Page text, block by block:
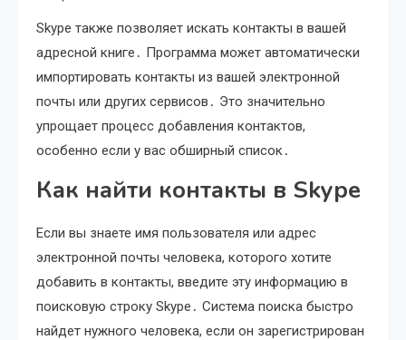
Skype также позволяет искать контакты в вашей
адресной книге․ Программа может автоматически
импортировать контакты из вашей электронной
почты или других сервисов․ Это значительно
упрощает процесс добавления контактов,
особенно если у вас обширный список․
Как найти контакты в Skype
Если вы знаете имя пользователя или адрес
электронной почты человека, которого хотите
добавить в контакты, введите эту информацию в
поисковую строку Skype․ Система поиска быстро
найдет нужного человека, если он зарегистрирован